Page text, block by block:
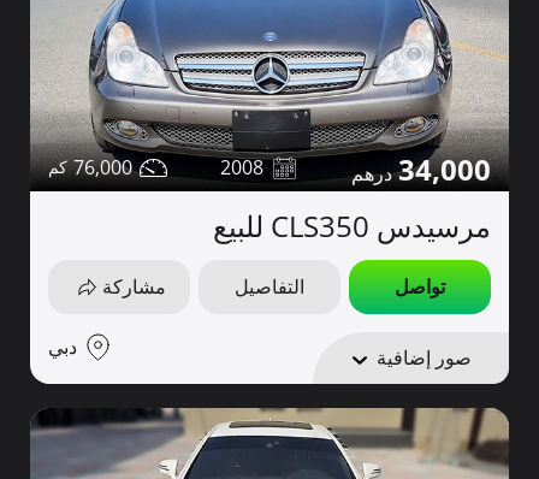
34,000
2008
76,000
مرسيدس CLS350 للبيع
تواصل التفاصيل مشاركة
صور إضافية دبي